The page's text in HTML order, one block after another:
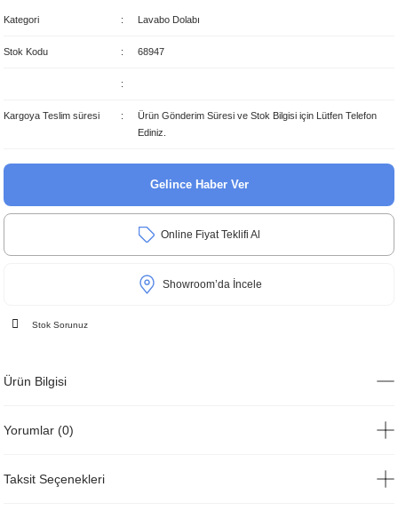
Kategori Lavabo Dolabı
Stok Kodu 68947
Kargoya Teslim süresi
Ürün Gönderim Süresi ve Stok Bilgisi için Lütfen Telefon
Ediniz.
Gelince Haber Ver
Online Fiyat Teklifi Al
Showroom’da İncele
Stok Sorunuz
Ürün Bilgisi
Yorumlar (0)
Taksit Seçenekleri